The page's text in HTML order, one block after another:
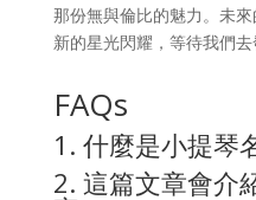
那份無與倫比的魅力。未
新的星光閃耀，等待我們去
FAQs
1. 什麼是小提琴
2. 這篇文章會介